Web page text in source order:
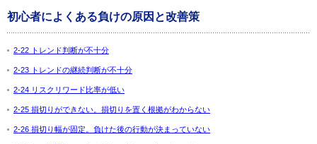
初心者によくある負けの原因と改善策
2-22 トレンド判断が不十分
2-23 トレンドの継続判断が不十分
2-24 リスクリワード比率が低い
2-25 損切りができない。損切りを置く根拠がわからない
2-26 損切り幅が固定。負けた後の行動が決まっていない